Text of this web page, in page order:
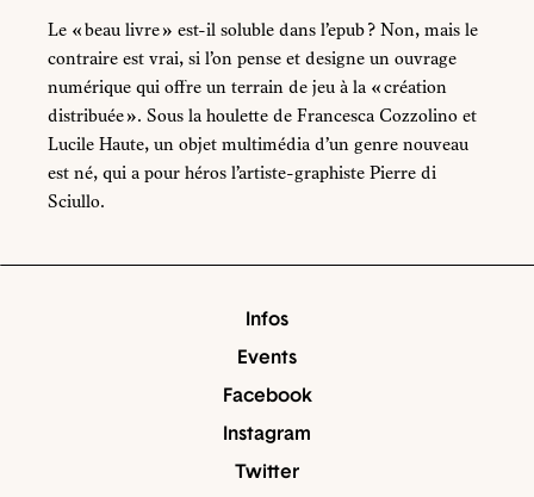
Le « beau livre » est-il soluble dans l’epub ? Non, mais le
contraire est vrai, si l’on pense et designe un ouvrage
numérique qui offre un terrain de jeu à la « création
distribuée ». Sous la houlette de Francesca Cozzolino et
Lucile Haute, un objet multimédia d’un genre nouveau
est né, qui a pour héros l’artiste-graphiste Pierre di
Sciullo.
Infos
Events
Facebook
Instagram
Twitter